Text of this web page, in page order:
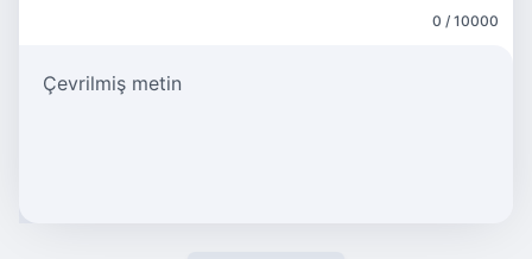
0 / 10000
Çevrilmiş metin